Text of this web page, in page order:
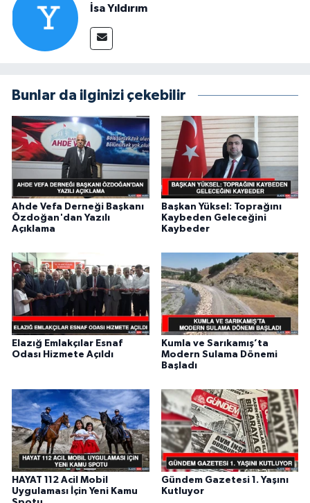
İsa Yıldırım
Bunlar da ilginizi çekebilir
Ahde Vefa Derneği Başkanı
Özdoğan'dan Yazılı
Açıklama
Başkan Yüksel: Toprağını
Kaybeden Geleceğini
Kaybeder
Elazığ Emlakçılar Esnaf
Odası Hizmete Açıldı
Kumla ve Sarıkamış’ta
Modern Sulama Dönemi
Başladı
HAYAT 112 Acil Mobil
Uygulaması İçin Yeni Kamu
Gündem Gazetesi 1. Yaşını
Kutluyor